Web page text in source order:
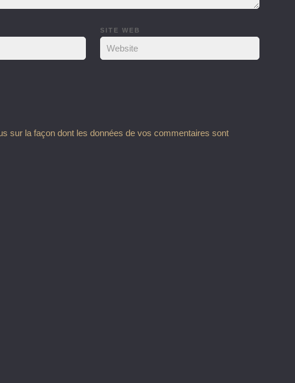
SITE WEB
sur la façon dont les données de vos commentaires sont